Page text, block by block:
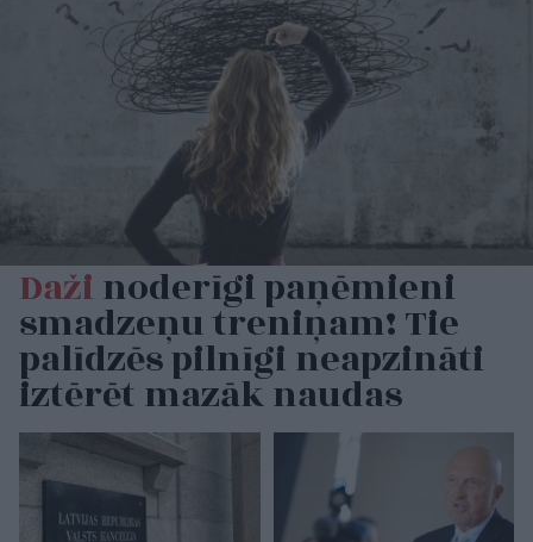
Dažinoderīgi paņēmieni
smadzeņu treniņam! Tie
palīdzēs pilnīgi neapzināti
iztērēt mazāk naudas